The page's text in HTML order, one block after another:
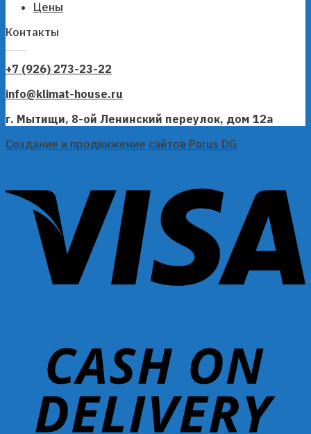
Цены
Контакты
+7 (926) 273-23-22
info@klimat-house.ru
г. Мытищи, 8-ой Ленинский переулок, дом 12а
Создание и продвижение сайтов Parus DG